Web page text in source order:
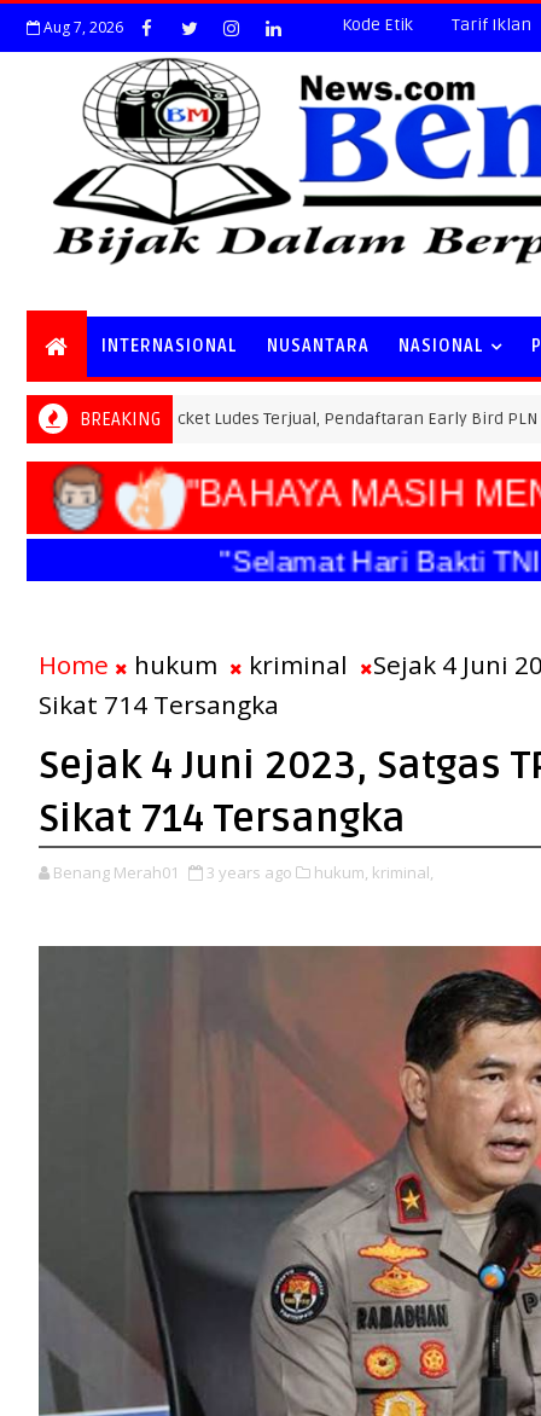
Aug 7, 2026 Kode Etik Tarif Iklan
INTERNASIONAL NUSANTARA NASIONAL
BREAKING
Special Ticket Ludes Terjual, Pendaftaran Early Bird PLN Electric
"BAHAYA MASIH
"Selamat Hari Bakti
Home hukum kriminal
Sejak 4 Juni
Sikat 714 Tersangka
Sejak 4 Juni 2023, Satgas
Sikat 714 Tersangka
Benang Merah01 3 years ago hukum, kriminal,